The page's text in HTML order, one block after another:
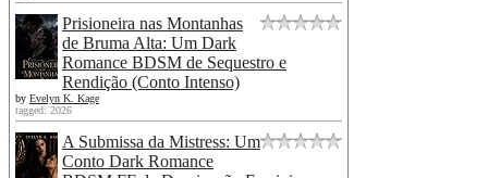
Prisioneira nas Montanhas
de Bruma Alta: Um Dark
Romance BDSM de Sequestro e
Rendição (Conto Intenso)
by Evelyn K. Kage
tagged: 2026
A Submissa da Mistress: Um
Conto Dark Romance